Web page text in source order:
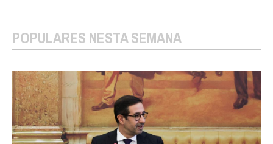
POPULARES NESTA SEMANA